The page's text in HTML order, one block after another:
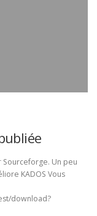
Un peu
KADOS Vous
download?